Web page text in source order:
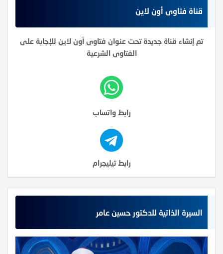
قناة فتاوى أون لاين
تم إنشاء قناة جديدة تحت عنوان فتاوى أون لاين للإجابة على
الفتاوى الشرعية
رابط واتساب
رابط تيليجرام
السيرة الذاتية للدكتور حسين عامر